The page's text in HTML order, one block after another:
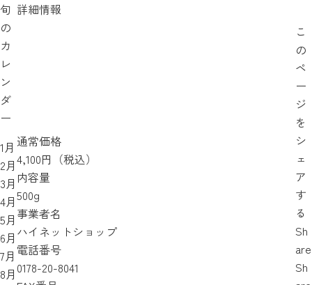
旬
の
カ
レ
ン
ダ
ー
1月
2月
3月
4月
5月
6月
7月
8月
詳細情報
通常価格
4,100円（税込）
内容量
500g
事業者名
ハイネットショップ
電話番号
0178-20-8041
こ
の
ペ
ー
ジ
を
シ
ェ
ア
す
る
Sh
are
Sh